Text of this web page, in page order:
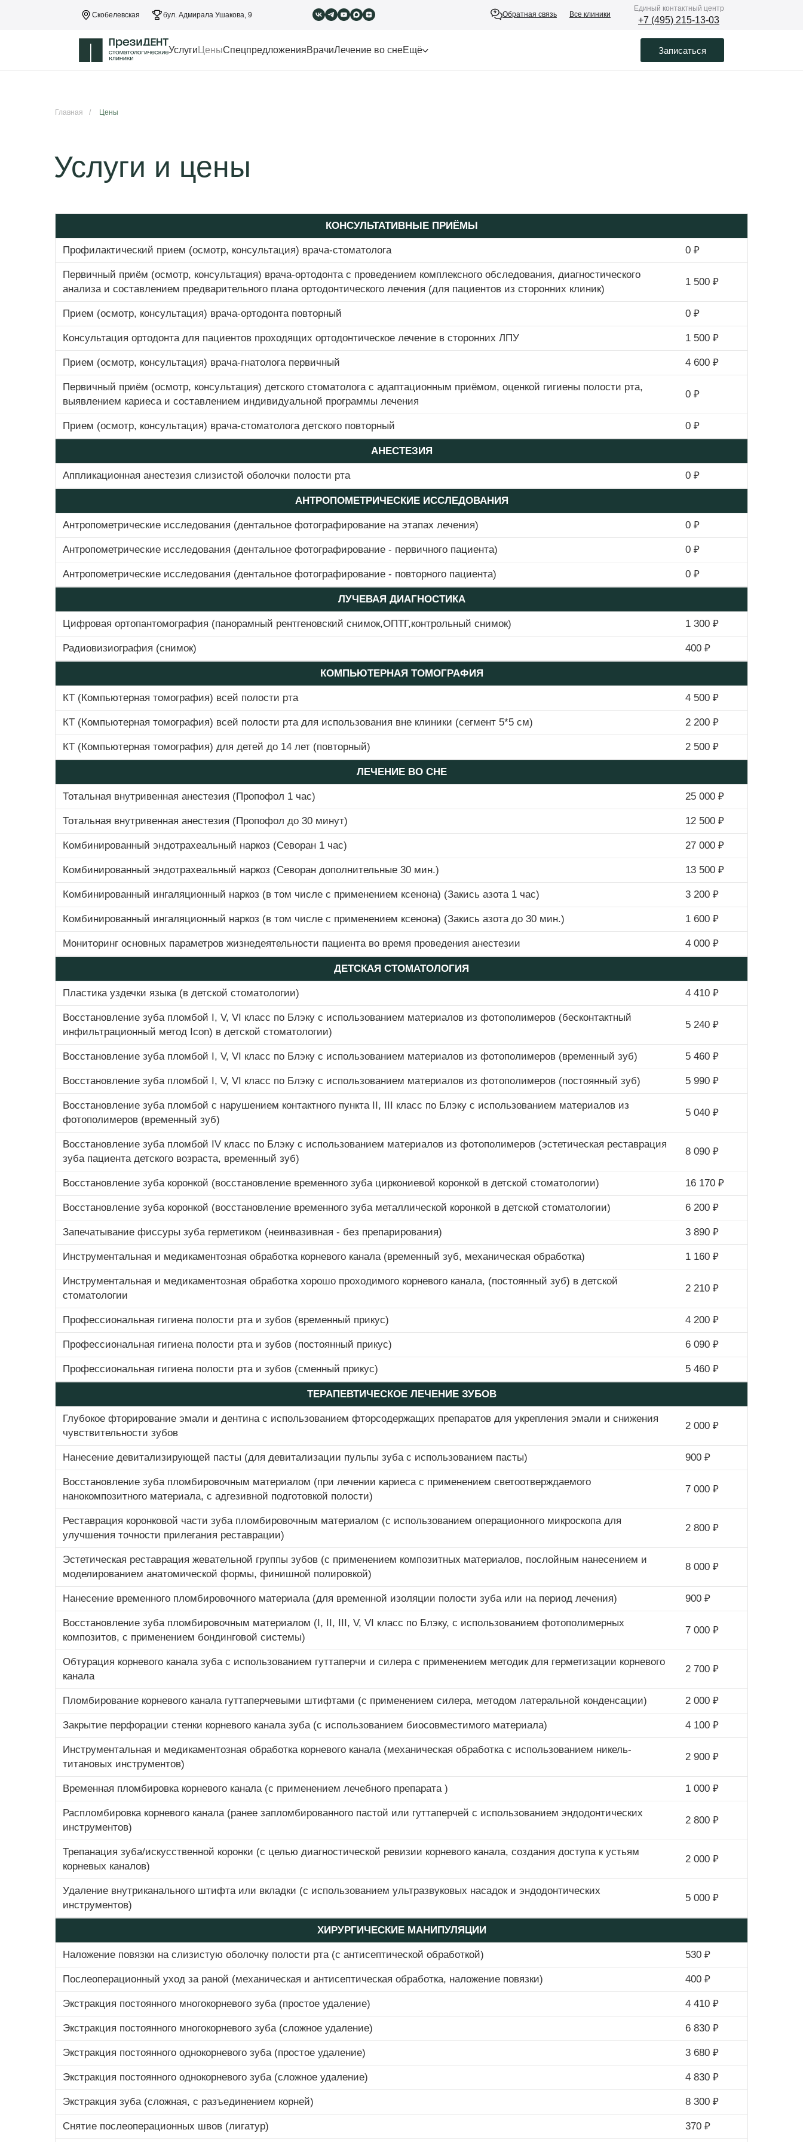
Обратная связь Все клиники
Eдиный контактный центр
+7 (495) 215-13-03
Скобелевская бул. Адмирала Ушакова, 9
Услуги ЦеныСпецпредложенияВрачиЛечение во снеЕщё Записаться
Главная / Цены
Услуги и цены
КОНСУЛЬТАТИВНЫЕ ПРИЁМЫ
Профилактический прием (осмотр, консультация) врача-стоматолога 0 ₽
Первичный приём (осмотр, консультация) врача-ортодонта с проведением комплексного обследования, диагностического
анализа и составлением предварительного плана ортодонтического лечения (для пациентов из сторонних клиник)
1 500 ₽
Прием (осмотр, консультация) врача-ортодонта повторный 0 ₽
Консультация ортодонта для пациентов проходящих ортодонтическое лечение в сторонних ЛПУ 1 500 ₽
Прием (осмотр, консультация) врача-гнатолога первичный 4 600 ₽
Первичный приём (осмотр, консультация) детского стоматолога с адаптационным приёмом, оценкой гигиены полости рта,
выявлением кариеса и составлением индивидуальной программы лечения
0 ₽
Прием (осмотр, консультация) врача-стоматолога детского повторный 0 ₽
АНЕСТЕЗИЯ
Аппликационная анестезия слизистой оболочки полости рта 0 ₽
АНТРОПОМЕТРИЧЕСКИЕ ИССЛЕДОВАНИЯ
Антропометрические исследования (дентальное фотографирование на этапах лечения) 0 ₽
Антропометрические исследования (дентальное фотографирование - первичного пациента) 0 ₽
Антропометрические исследования (дентальное фотографирование - повторного пациента) 0 ₽
ЛУЧЕВАЯ ДИАГНОСТИКА
Цифровая ортопантомография (панорамный рентгеновский снимок,ОПТГ,контрольный снимок) 1 300 ₽
Радиовизиография (снимок) 400 ₽
КОМПЬЮТЕРНАЯ ТОМОГРАФИЯ
КТ (Компьютерная томография) всей полости рта 4 500 ₽
КТ (Компьютерная томография) всей полости рта для использования вне клиники (сегмент 5*5 см) 2 200 ₽
КТ (Компьютерная томография) для детей до 14 лет (повторный) 2 500 ₽
ЛЕЧЕНИЕ ВО СНЕ
Тотальная внутривенная анестезия (Пропофол 1 час) 25 000 ₽
Тотальная внутривенная анестезия (Пропофол до 30 минут) 12 500 ₽
Комбинированный эндотрахеальный наркоз (Севоран 1 час) 27 000 ₽
Комбинированный эндотрахеальный наркоз (Севоран дополнительные 30 мин.) 13 500 ₽
Комбинированный ингаляционный наркоз (в том числе с применением ксенона) (Закись азота 1 час) 3 200 ₽
Комбинированный ингаляционный наркоз (в том числе с применением ксенона) (Закись азота до 30 мин.) 1 600 ₽
Мониторинг основных параметров жизнедеятельности пациента во время проведения анестезии 4 000 ₽
ДЕТСКАЯ СТОМАТОЛОГИЯ
Пластика уздечки языка (в детской стоматологии) 4 410 ₽
Восстановление зуба пломбой I, V, VI класс по Блэку с использованием материалов из фотополимеров (бесконтактный
инфильтрационный метод Icon) в детской стоматологии)
5 240 ₽
Восстановление зуба пломбой I, V, VI класс по Блэку с использованием материалов из фотополимеров (временный зуб) 5 460 ₽
Восстановление зуба пломбой I, V, VI класс по Блэку с использованием материалов из фотополимеров (постоянный зуб) 5 990 ₽
Восстановление зуба пломбой с нарушением контактного пункта II, III класс по Блэку с использованием материалов из
фотополимеров (временный зуб)
5 040 ₽
Восстановление зуба пломбой IV класс по Блэку с использованием материалов из фотополимеров (эстетическая реставрация
зуба пациента детского возраста, временный зуб)
8 090 ₽
Восстановление зуба коронкой (восстановление временного зуба циркониевой коронкой в детской стоматологии) 16 170 ₽
Восстановление зуба коронкой (восстановление временного зуба металлической коронкой в детской стоматологии) 6 200 ₽
Запечатывание фиссуры зуба герметиком (неинвазивная - без препарирования) 3 890 ₽
Инструментальная и медикаментозная обработка корневого канала (временный зуб, механическая обработка) 1 160 ₽
Инструментальная и медикаментозная обработка хорошо проходимого корневого канала, (постоянный зуб) в детской
стоматологии
2 210 ₽
Профессиональная гигиена полости рта и зубов (временный прикус) 4 200 ₽
Профессиональная гигиена полости рта и зубов (постоянный прикус) 6 090 ₽
Профессиональная гигиена полости рта и зубов (сменный прикус) 5 460 ₽
ТЕРАПЕВТИЧЕСКОЕ ЛЕЧЕНИЕ ЗУБОВ
Глубокое фторирование эмали и дентина с использованием фторсодержащих препаратов для укрепления эмали и снижения
чувствительности зубов
2 000 ₽
Нанесение девитализирующей пасты (для девитализации пульпы зуба с использованием пасты) 900 ₽
Восстановление зуба пломбировочным материалом (при лечении кариеса с применением светоотверждаемого
нанокомпозитного материала, с адгезивной подготовкой полости)
7 000 ₽
Реставрация коронковой части зуба пломбировочным материалом (с использованием операционного микроскопа для
улучшения точности прилегания реставрации)
2 800 ₽
Эстетическая реставрация жевательной группы зубов (с применением композитных материалов, послойным нанесением и
моделированием анатомической формы, финишной полировкой)
8 000 ₽
Нанесение временного пломбировочного материала (для временной изоляции полости зуба или на период лечения) 900 ₽
Восстановление зуба пломбировочным материалом (I, II, III, V, VI класс по Блэку, с использованием фотополимерных
композитов, с применением бондинговой системы)
7 000 ₽
Обтурация корневого канала зуба с использованием гуттаперчи и силера с применением методик для герметизации корневого
канала
2 700 ₽
Пломбирование корневого канала гуттаперчевыми штифтами (с применением силера, методом латеральной конденсации) 2 000 ₽
Закрытие перфорации стенки корневого канала зуба (с использованием биосовместимого материала) 4 100 ₽
Инструментальная и медикаментозная обработка корневого канала (механическая обработка с использованием никель-
титановых инструментов)
2 900 ₽
Временная пломбировка корневого канала (с применением лечебного препарата ) 1 000 ₽
Распломбировка корневого канала (ранее запломбированного пастой или гуттаперчей с использованием эндодонтических
инструментов)
2 800 ₽
Трепанация зуба/искусственной коронки (с целью диагностической ревизии корневого канала, создания доступа к устьям
корневых каналов)
2 000 ₽
Удаление внутриканального штифта или вкладки (с использованием ультразвуковых насадок и эндодонтических
инструментов)
5 000 ₽
ХИРУРГИЧЕСКИЕ МАНИПУЛЯЦИИ
Наложение повязки на слизистую оболочку полости рта (с антисептической обработкой) 530 ₽
Послеоперационный уход за раной (механическая и антисептическая обработка, наложение повязки) 400 ₽
Экстракция постоянного многокорневого зуба (простое удаление) 4 410 ₽
Экстракция постоянного многокорневого зуба (сложное удаление) 6 830 ₽
Экстракция постоянного однокорневого зуба (простое удаление) 3 680 ₽
Экстракция постоянного однокорневого зуба (сложное удаление) 4 830 ₽
Экстракция зуба (сложная, с разъединением корней) 8 300 ₽
Снятие послеоперационных швов (лигатур) 370 ₽